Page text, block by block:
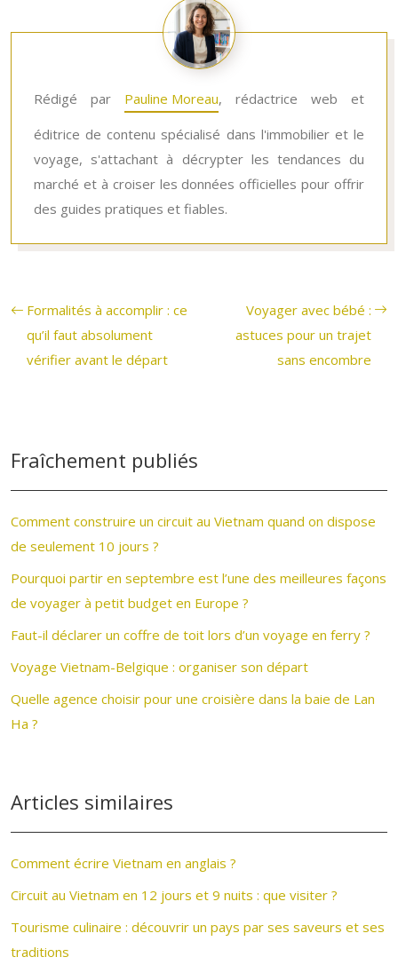
Rédigé par Pauline Moreau, rédactrice web et
éditrice de contenu spécialisé dans l'immobilier et le
voyage, s'attachant à décrypter les tendances du
marché et à croiser les données officielles pour offrir
des guides pratiques et fiables.
Formalités à accomplir : ce
qu’il faut absolument
vérifier avant le départ
Voyager avec bébé :
astuces pour un trajet
sans encombre
Fraîchement publiés
Comment construire un circuit au Vietnam quand on dispose
de seulement 10 jours ?
Pourquoi partir en septembre est l’une des meilleures façons
de voyager à petit budget en Europe ?
Faut-il déclarer un coffre de toit lors d’un voyage en ferry ?
Voyage Vietnam-Belgique : organiser son départ
Quelle agence choisir pour une croisière dans la baie de Lan
Ha ?
Articles similaires
Comment écrire Vietnam en anglais ?
Circuit au Vietnam en 12 jours et 9 nuits : que visiter ?
Tourisme culinaire : découvrir un pays par ses saveurs et ses
traditions